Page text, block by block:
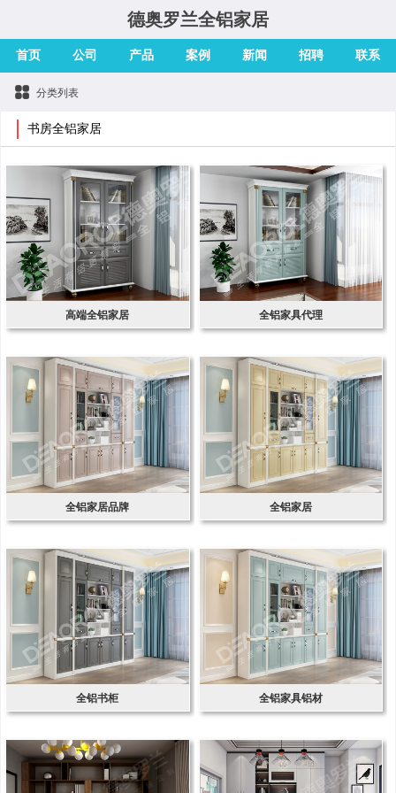
德奥罗兰全铝家居
首页 公司 产品 案例 新闻 招聘 联系
分类列表
书房全铝家居
高端全铝家居 全铝家具代理
全铝家居品牌 全铝家居
全铝书柜 全铝家具铝材